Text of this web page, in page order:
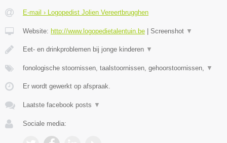
E-mail › Logopedist Jolien Vereertbrugghen
Website: http://www.logopedietalentuin.be Screenshot ▼
Eet- en drinkproblemen bij jonge kinderen ▼
fonologische stoornissen, taalstoornissen, gehoorstoornissen, ▼
Er wordt gewerkt op afspraak.
Laatste facebook posts ▼
Sociale media: